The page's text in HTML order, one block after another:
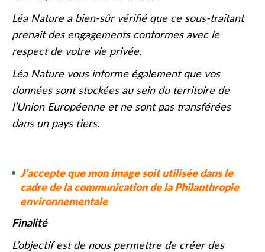
Léa Nature a bien-sûr vérifié que ce sous-traitant
prenait des engagements conformes avec le
respect de votre vie privée.
Léa Nature vous informe également que vos
données sont stockées au sein du territoire de
l’Union Européenne et ne sont pas transférées
dans un pays tiers.
J’accepte que mon image soit utilisée dans le
cadre de la communication de la Philanthropie
environnementale
Finalité
L’objectif est de nous permettre de créer des